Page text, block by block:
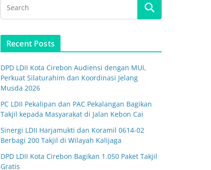
Recent Posts
DPD LDII Kota Cirebon Audiensi dengan MUI,
Perkuat Silaturahim dan Koordinasi Jelang
Musda 2026
PC LDII Pekalipan dan PAC Pekalangan Bagikan
Takjil kepada Masyarakat di Jalan Kebon Cai
Sinergi LDII Harjamukti dan Koramil 0614-02
Berbagi 200 Takjil di Wilayah Kalijaga
DPD LDII Kota Cirebon Bagikan 1.050 Paket Takjil
Gratis